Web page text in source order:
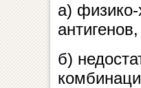
а)
б)